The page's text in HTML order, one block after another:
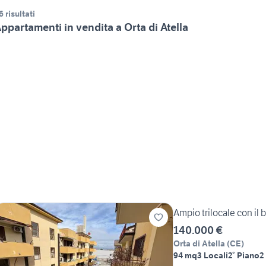
risultati
in vendita a Orta di Atella
Ampio trilocale con il
140.000 €
Orta di Atella (CE)
94 mq3 Locali2° Piano2